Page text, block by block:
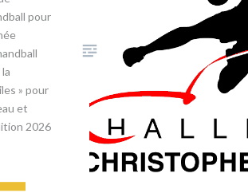
pour
» pour
et
2026